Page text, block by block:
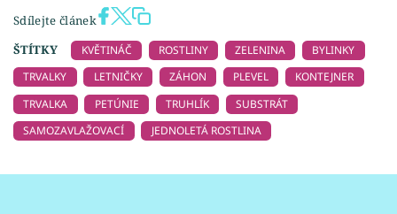
Sdílejte článek
ŠTÍTKY
KVĚTINÁČ ROSTLINY ZELENINA
BYLINKY
TRVALKY
LETNIČKY ZÁHON PLEVEL
KONTEJNER
TRVALKA
PETÚNIE TRUHLÍK
SUBSTRÁT
SAMOZAVLAŽOVACÍ
JEDNOLETÁ ROSTLINA